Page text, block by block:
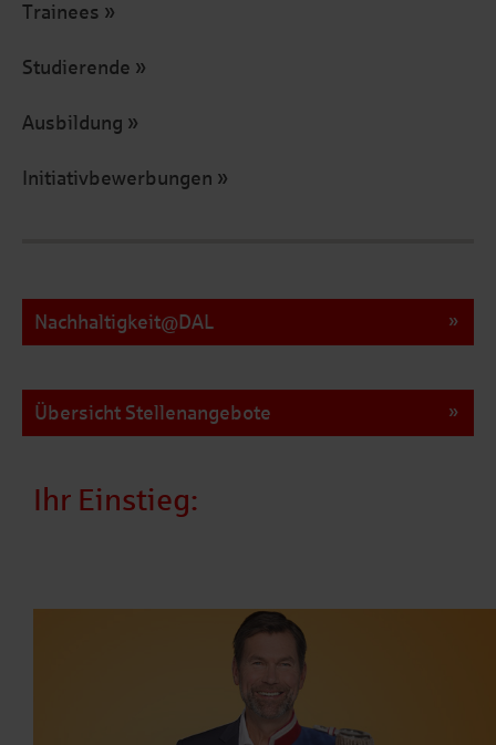
Trainees
Studierende
Ausbildung
Initiativbewerbungen
Nachhaltigkeit@DAL
Übersicht Stellenangebote
Ihr Einstieg: